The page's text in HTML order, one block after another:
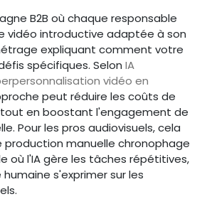
B2B où chaque responsable
vidéo introductive adaptée à son
expliquant comment votre
spécifiques. Selon IA
vidéo en
peut réduire les coûts de
en boostant l'engagement de
Pour les pros audiovisuels, cela
production manuelle chronophage
où l'IA gère les tâches répétitives,
s'exprimer sur les